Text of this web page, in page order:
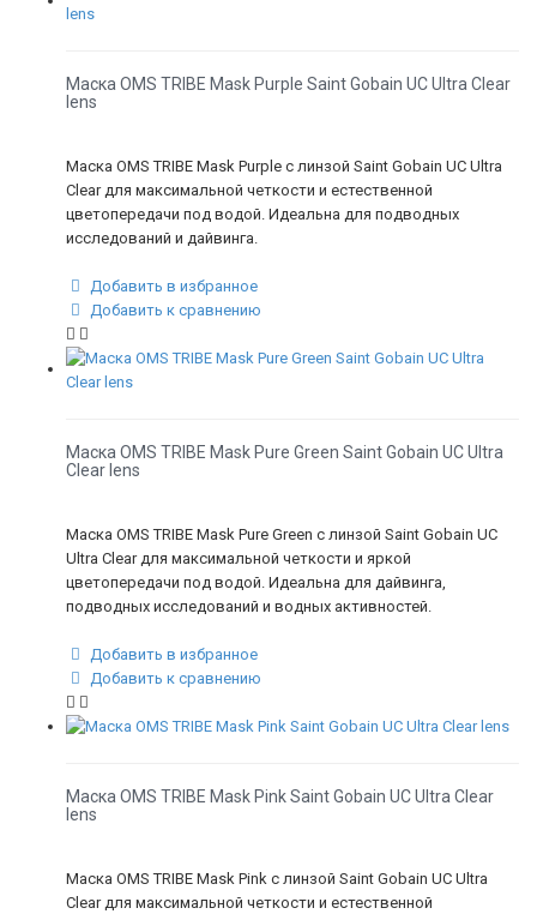
Маска OMS TRIBE Mask Purple Saint Gobain UC Ultra Clear
lens
Маска OMS TRIBE Mask Purple с линзой Saint Gobain UC Ultra
Clear для максимальной четкости и естественной
цветопередачи под водой. Идеальна для подводных
исследований и дайвинга.
Добавить в избранное
Добавить к сравнению
Маска OMS TRIBE Mask Pure Green Saint Gobain UC Ultra
Clear lens
Маска OMS TRIBE Mask Pure Green с линзой Saint Gobain UC
Ultra Clear для максимальной четкости и яркой
цветопередачи под водой. Идеальна для дайвинга,
подводных исследований и водных активностей.
Добавить в избранное
Добавить к сравнению
Маска OMS TRIBE Mask Pink Saint Gobain UC Ultra Clear
lens
Маска OMS TRIBE Mask Pink с линзой Saint Gobain UC Ultra
Clear для максимальной четкости и естественной